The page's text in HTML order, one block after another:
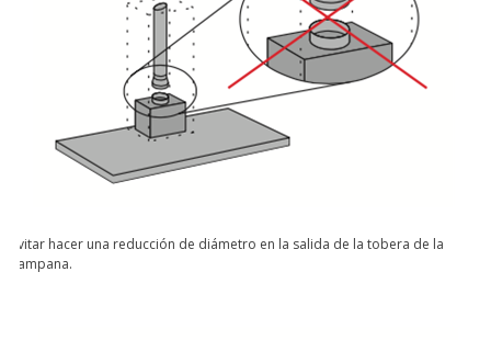
Evitar hacer una reducción de diámetro en la salida de la tobera de la
campana.